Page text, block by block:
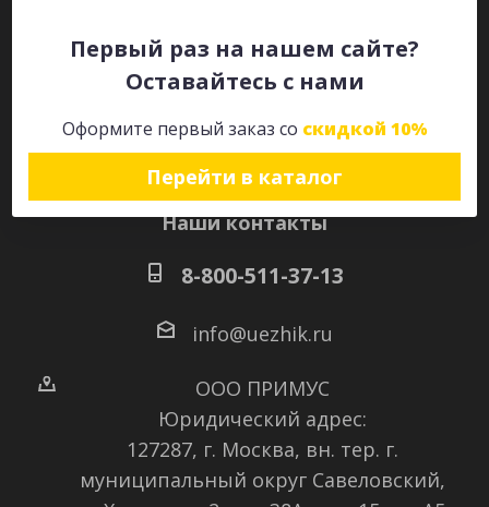
Первый раз на нашем сайте?
Оставайтесь с нами
Оформите первый заказ со скидкой 10%
Перейти в каталог
Наши контакты
8-800-511-37-13
info@uezhik.ru
ООО ПРИМУС
Юридический адрес:
127287, г. Москва, вн. тер. г.
муниципальный округ Савеловский,